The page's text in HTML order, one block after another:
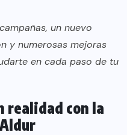
un nuevo
y numerosas mejoras
en cada paso de tu
realidad con la